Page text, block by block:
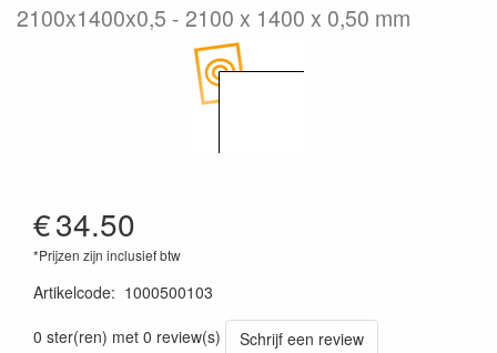
2100x1400x0,5 2100 x 1400 x 0,50 mm
€34.50
*Prijzen zijn inclusief btw
Artikelcode: 1000500103
0 ster(ren) met 0 review(s)
Schrijf een review